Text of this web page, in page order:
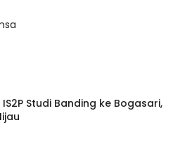
Studi Banding ke Bogasari,